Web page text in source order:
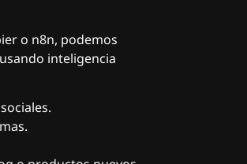
o n8n, podemos
inteligencia